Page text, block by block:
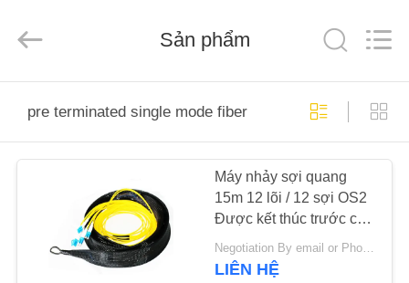
CHỦ
PHẨM
Hangalaxy
Technology
Rights
Sản phẩm
pre terminated single mode fiber
Máy nhảy sợi quang
15m 12 lõi / 12 sợi OS2
Được kết thúc trước chế
độ đơn sợi 2.0mm
Negotiation By email or Phone Call MOQ:Moq nói là 10 cái
LIÊN HỆ